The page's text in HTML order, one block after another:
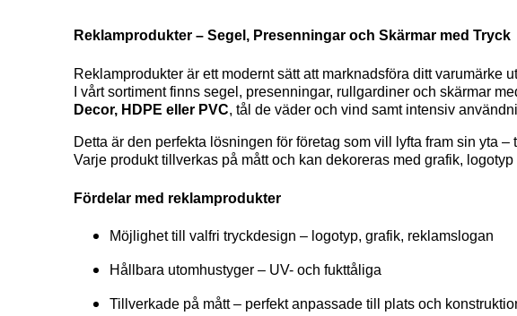
Reklamprodukter – Segel, Presenningar och Skärmar med Tryck
Reklamprodukter är ett modernt sätt att marknadsföra ditt varumärke
I vårt sortiment finns segel, presenningar, rullgardiner och skärmar
Decor, HDPE eller PVC, tål de väder och vind samt intensiv
Detta är den perfekta lösningen för företag som vill lyfta fram sin yta
Varje produkt tillverkas på mått och kan dekoreras med grafik,
Fördelar med reklamprodukter
Möjlighet till valfri tryckdesign – logotyp, grafik, reklamslogan
Hållbara utomhustyger – UV- och fukttåliga
Tillverkade på mått – perfekt anpassade till plats och